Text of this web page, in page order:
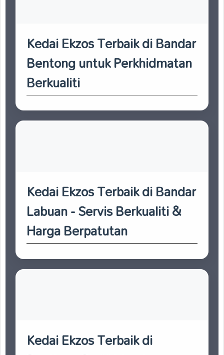
Kedai Ekzos Terbaik di Bandar
Bentong untuk Perkhidmatan
Berkualiti
Kedai Ekzos Terbaik di Bandar
Labuan - Servis Berkualiti &
Harga Berpatutan
Kedai Ekzos Terbaik di